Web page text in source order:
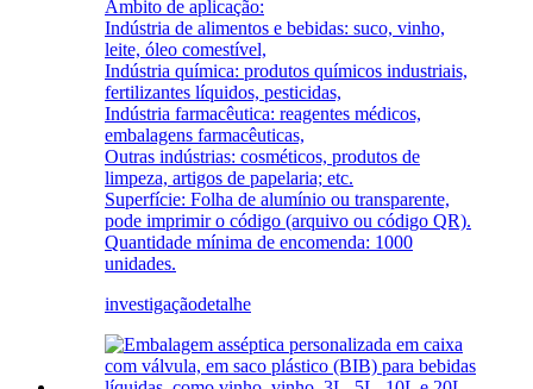
Âmbito de aplicação:
Indústria de alimentos e bebidas: suco, vinho,
leite, óleo comestível,
Indústria química: produtos químicos industriais,
fertilizantes líquidos, pesticidas,
Indústria farmacêutica: reagentes médicos,
embalagens farmacêuticas,
Outras indústrias: cosméticos, produtos de
limpeza, artigos de papelaria; etc.
Superfície: Folha de alumínio ou transparente,
pode imprimir o código (arquivo ou código QR).
Quantidade mínima de encomenda: 1000
unidades.
investigaçãodetalhe